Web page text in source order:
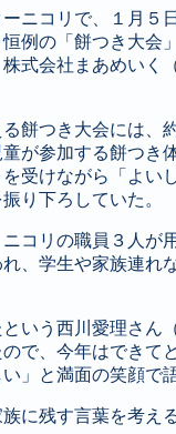
内
ニコリで、１月５
例の「餅つき大会
式会社まあめいく
餅つき大会には、
が参加する餅つき
受けながら「よい
り下ろしていた。
コリの職員３人が
、学生や家族連れ
いう西川愛理さん
で、今年はできて
」と満面の笑顔で
に残す言葉を考え